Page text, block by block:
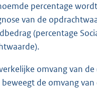
percentage
van de
(percentage
omvang van
de omvang van